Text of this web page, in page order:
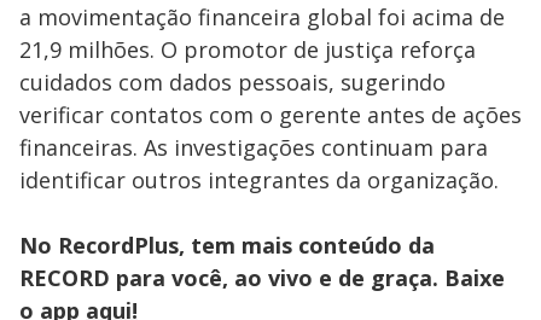
a movimentação financeira global foi acima de
21,9 milhões. O promotor de justiça reforça
cuidados com dados pessoais, sugerindo
verificar contatos com o gerente antes de ações
financeiras. As investigações continuam para
identificar outros integrantes da organização.
No RecordPlus, tem mais conteúdo da
RECORD para você, ao vivo e de graça. Baixe
o app aqui!